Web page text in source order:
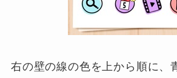
右の壁の線の色を上から順に、